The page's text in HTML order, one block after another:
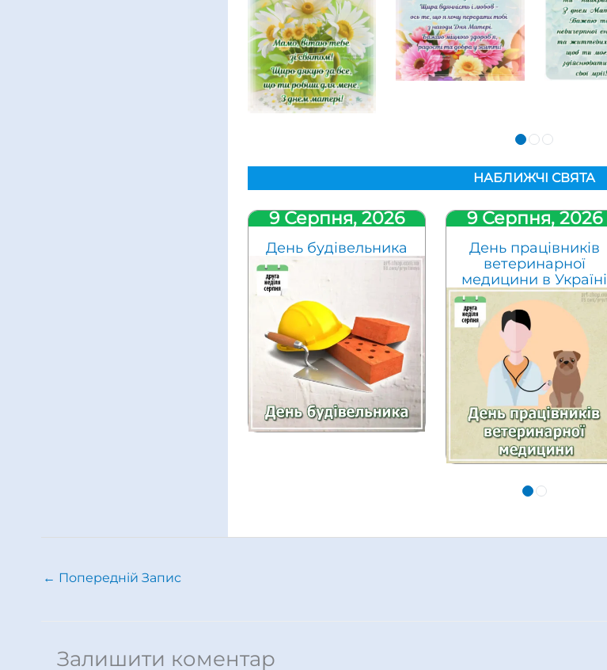
НАБЛИЖЧІ СВЯТА
9 Серпня, 2026
День будівельника
9 Серпня, 2026
День працівників
ветеринарної
медицини в Україні
← Попередній Запис
Залишити коментар